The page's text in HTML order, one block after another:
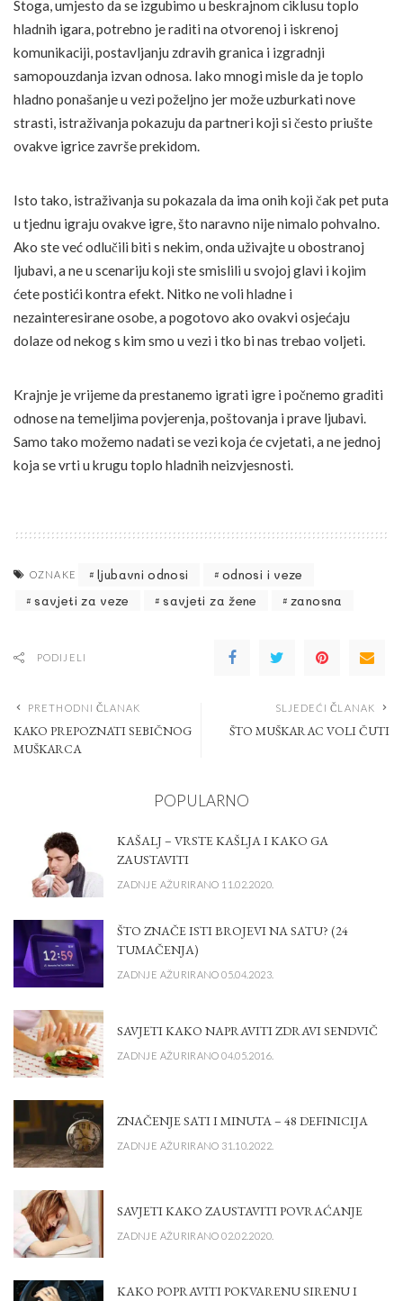
Stoga, umjesto da se izgubimo u beskrajnom ciklusu toplo
hladnih igara, potrebno je raditi na otvorenoj i iskrenoj
komunikaciji, postavljanju zdravih granica i izgradnji
samopouzdanja izvan odnosa. Iako mnogi misle da je toplo
hladno ponašanje u vezi poželjno jer može uzburkati nove
strasti, istraživanja pokazuju da partneri koji si često priušte
ovakve igrice završe prekidom.
Isto tako, istraživanja su pokazala da ima onih koji čak pet puta
u tjednu igraju ovakve igre, što naravno nije nimalo pohvalno.
Ako ste već odlučili biti s nekim, onda uživajte u obostranoj
ljubavi, a ne u scenariju koji ste smislili u svojoj glavi i kojim
ćete postići kontra efekt. Nitko ne voli hladne i
nezainteresirane osobe, a pogotovo ako ovakvi osjećaju
dolaze od nekog s kim smo u vezi i tko bi nas trebao voljeti.
Krajnje je vrijeme da prestanemo igrati igre i počnemo graditi
odnose na temeljima povjerenja, poštovanja i prave ljubavi.
Samo tako možemo nadati se vezi koja će cvjetati, a ne jednoj
koja se vrti u krugu toplo hladnih neizvjesnosti.
OZNAKE ljubavni odnosi
odnosi i veze
savjeti za veze
savjeti za žene zanosna
PODIJELI
PRETHODNI ČLANAK
KAKO PREPOZNATI SEBIČNOG
MUŠKARCA
SLJEDEĆI ČLANAK
ŠTO MUŠKARAC VOLI ČUTI
POPULARNO
KAŠALJ – VRSTE KAŠLJA I KAKO GA
ZAUSTAVITI
ZADNJE AŽURIRANO 11.02.2020.
ŠTO ZNAČE ISTI BROJEVI NA SATU? (24
TUMAČENJA)
ZADNJE AŽURIRANO 05.04.2023.
SAVJETI KAKO NAPRAVITI ZDRAVI SENDVIČ
ZADNJE AŽURIRANO 04.05.2016.
ZNAČENJE SATI I MINUTA – 48 DEFINICIJA
ZADNJE AŽURIRANO 31.10.2022.
SAVJETI KAKO ZAUSTAVITI POVRAĆANJE
ZADNJE AŽURIRANO 02.02.2020.
KAKO POPRAVITI POKVARENU SIRENU I